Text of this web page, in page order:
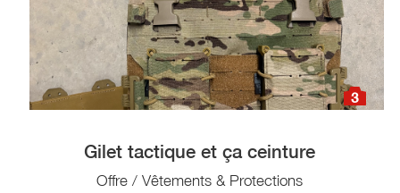
3
Gilet tactique et ça ceinture
Offre / Vêtements & Protections